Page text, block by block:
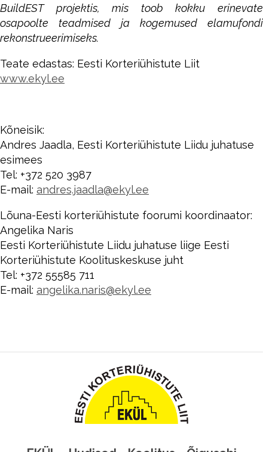
BuildEST projektis, mis toob kokku erinevate
osapoolte teadmised ja kogemused elamufondi
rekonstrueerimiseks.
Teate edastas: Eesti Korteriühistute Liit
www.ekyl.ee
Kõneisik:
Andres Jaadla, Eesti Korteriühistute Liidu juhatuse
esimees
Tel: +372 520 3987
E-mail: andres.jaadla@ekyl.ee
Lõuna-Eesti korteriühistute foorumi koordinaator:
Angelika Naris
Eesti Korteriühistute Liidu juhatuse liige Eesti
Korteriühistute Koolituskeskuse juht
Tel: +372 55585 711
E-mail: angelika.naris@ekyl.ee